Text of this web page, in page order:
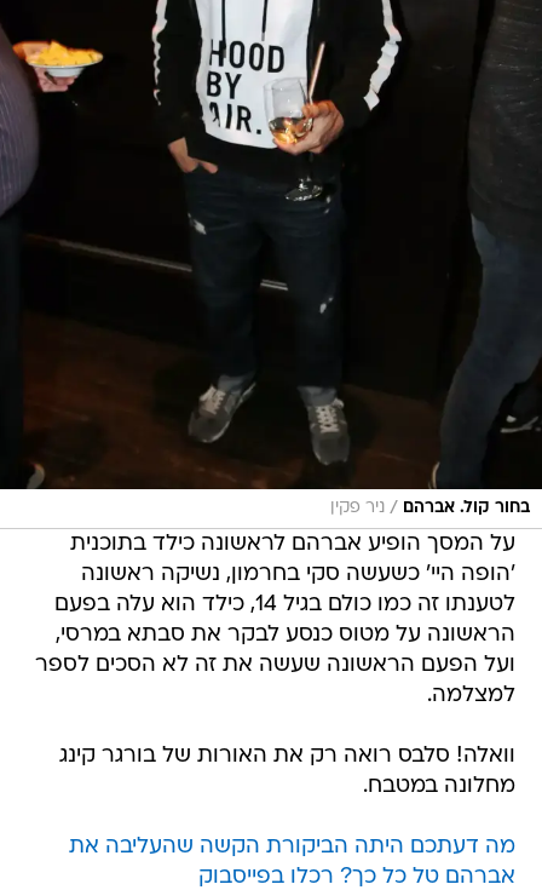
בחור קול. אברהם / ניר פקין
על המסך הופיע אברהם לראשונה כילד בתוכנית
'הופה היי' כשעשה סקי בחרמון, נשיקה ראשונה
לטענתו זה כמו כולם בגיל 14, כילד הוא עלה בפעם
הראשונה על מטוס כנסע לבקר את סבתא במרסי,
ועל הפעם הראשונה שעשה את זה לא הסכים לספר
למצלמה.
וואלה! סלבס רואה רק את האורות של בורגר קינג
מחלונה במטבח.
מה דעתכם היתה הביקורת הקשה שהעליבה את
אברהם טל כל כך? רכלו בפייסבוק